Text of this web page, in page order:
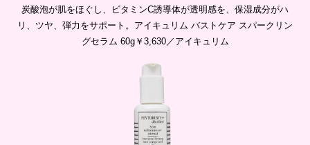
炭酸泡が肌をほぐし、ビタミンC誘導体が透明感を、保湿成分がハ
リ、ツヤ、弾力をサポート。アイキュリム バストケア スパークリン
グセラム 60g￥3,630／アイキュリム